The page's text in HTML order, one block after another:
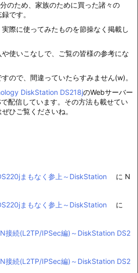
のため、家族のために買った諸々の
です。
際に使ってみたものを節操なく掲載し
使いこなしで、ご覧の皆様の参考にな
ので、間違っていたらすみません(w)。
DiskStation DS218jのWebサーバー
配信しています。その方法も載せてい
ひご覧くださいね。
まもなく参上～DiskStation に N
まもなく参上～DiskStation
に
接続(L2TP/IPSec編)～DiskStation DS2
接続(L2TP/IPSec編)～DiskStation DS2